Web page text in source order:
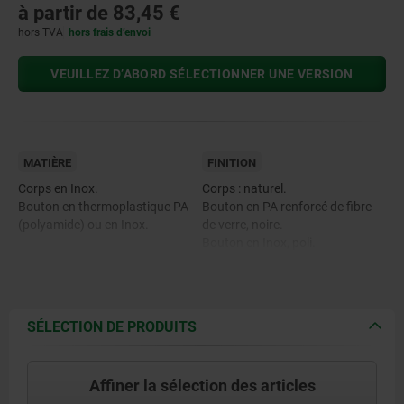
à partir de 83,45 €
hors TVA hors frais d’envoi
VEUILLEZ D’ABORD SÉLECTIONNER UNE VERSION
MATIÈRE
Corps en Inox.
Bouton en thermoplastique PA
FINITION
Corps : naturel.
Bouton en PA renforcé de fibre
SÉLECTION DE PRODUITS
Affiner la sélection des articles